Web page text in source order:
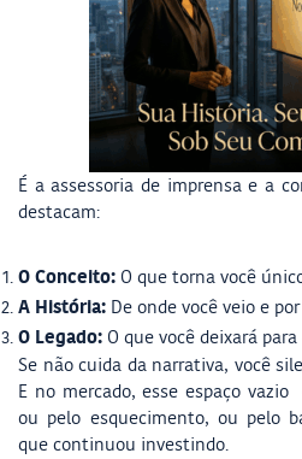
É a assessoria de imprensa e a
destacam:
O Conceito: O que torna você
A História: De onde você veio e
O Legado: O que você deixará
Se não cuida da narrativa, você
E no mercado, esse espaço
ou pelo esquecimento, ou pelo
que continuou investindo.